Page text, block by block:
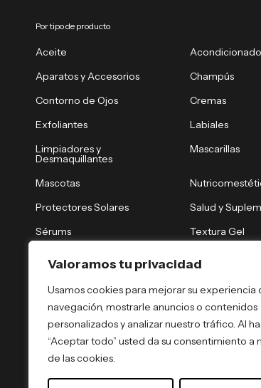
Valoramos tu privacidad
Usamos cookies para mejorar su experiencia
navegación, mostrarle anuncios o contenidos
personalizados y analizar nuestro tráfico. Al
“Aceptar todo” usted da su consentimiento a
de las cookies.
Por tipo de producto
Aceite
Aparatos y Accesorios
Champús
Contorno de Ojos
Cremas
Exfoliantes
Labiales
Limpiadores y
Desmaquillantes
Mascarillas
Mascotas
Protectores Solares
Salud y
Sérums
Textura Gel